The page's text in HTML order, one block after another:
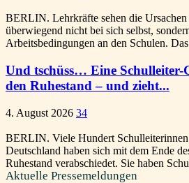
BERLIN. Lehrkräfte sehen die
überwiegend nicht bei sich selbst,
Arbeitsbedingungen an den Schulen.
Und tschüss… Eine Schulleiter-
den Ruhestand – und zieht...
4. August 2026 34
BERLIN. Viele Hundert
Deutschland haben sich mit dem Ende
Ruhestand verabschiedet. Sie haben
Aktuelle Pressemeldungen